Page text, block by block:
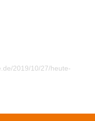
2019/10/27/heute-